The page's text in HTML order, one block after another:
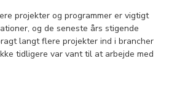
projekter og programmer er vigtigt
og de seneste års stigende
langt flere projekter ind i brancher
tidligere var vant til at arbejde med